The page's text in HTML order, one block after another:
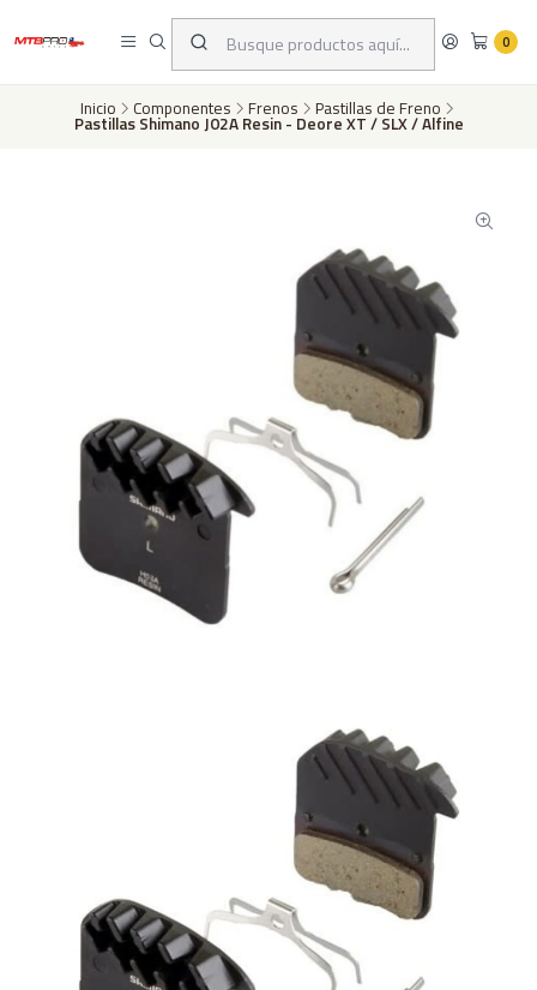
0
Despachos a todo Chile a través de Chilexpress en 24 a 72 horas hábiles
dependiento de tu ubicación | Pago con tarjeta de crédito o transferencia
Inicio Componentes Frenos Pastillas de Freno
Pastillas Shimano J02A Resin - Deore XT / SLX / Alfine